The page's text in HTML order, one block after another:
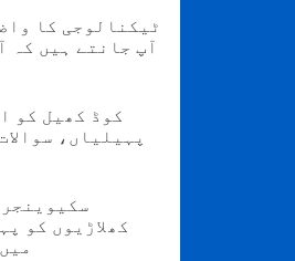
آپ جانتے ہیں کہ
پہیلیاں،
کھلاڑیوں کو